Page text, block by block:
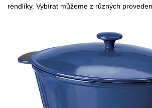
rendlíky. Vybírat můžeme z různých